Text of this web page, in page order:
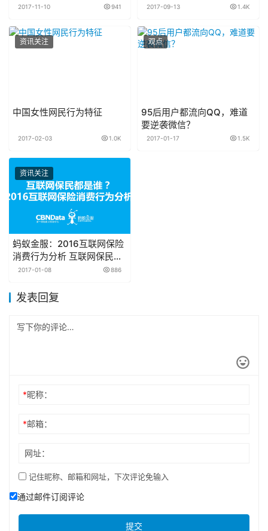
2017-11-10 941 2017-09-13 1.4K
资讯关注
中国女性网民行为特征
2017-02-03 1.0K
观点
95后用户都流向QQ，难道
要逆袭微信？
2017-01-17 1.5K
资讯关注
蚂蚁金服：2016互联网保险
消费行为分析 互联网保民都
是谁？
2017-01-08 886
发表回复
*昵称：
*邮箱：
网址：
记住昵称、邮箱和网址，下次评论免输入
通过邮件订阅评论
提交